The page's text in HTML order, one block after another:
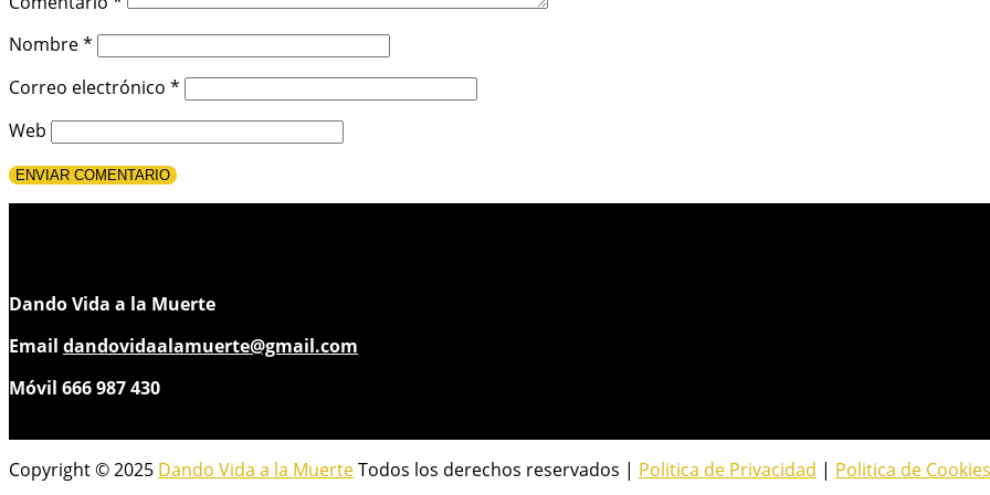
Nombre*
Correo electrónico *
Web
Dando Vida a la Muerte
Email dandovidaalamuerte@gmail.com
Móvil 666 987 430
Copyright © 2025 Dando Vida a la MuerteTodos los derechos reservados | Politica de Privacidad | Politica de Cookies